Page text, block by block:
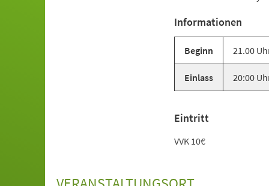
Informationen
Beginn 21.00
Einlass 20:00
Eintritt
VVK 10€